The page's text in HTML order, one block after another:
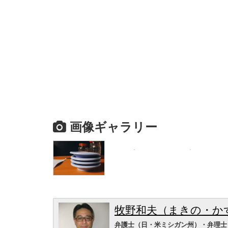
画像ギャラリー
牧野和夫（まきの・か
弁護士（日・米ミシガン州）・弁理士